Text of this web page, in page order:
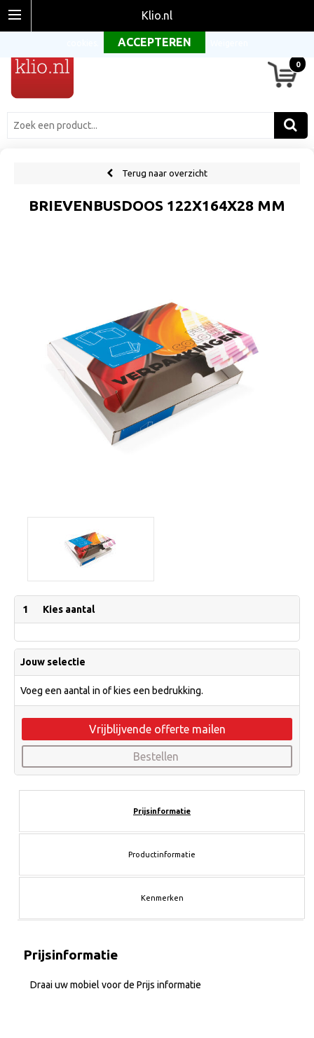
Klio.nl
0
Terug naar overzicht
BRIEVENBUSDOOS 122X164X28 MM
1 Kies aantal
Jouw selectie
Voeg een aantal in of kies een bedrukking.
Vrijblijvende offerte mailen
Bestellen
Prijsinformatie
Productinformatie
Kenmerken
Prijsinformatie
Draai uw mobiel voor de Prijs informatie
Om onze website optimaal te laten functioneren maken wij gebruik van